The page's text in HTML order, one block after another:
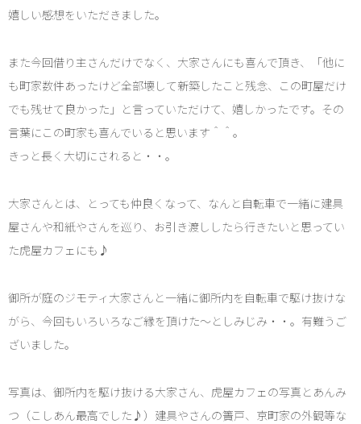
嬉しい感想をいただきました。
また今回借り主さんだけでなく、大家さんにも喜んで頂き、「他に
も町家数件あったけど全部壊して新築したこと残念、この町屋だけ
でも残せて良かった」と言っていただけて、嬉しかったです。その
言葉にこの町家も喜んでいると思います＾＾。
きっと長く大切にされると・・。
大家さんとは、とっても仲良くなって、なんと自転車で一緒に建具
屋さんや和紙やさんを巡り、お引き渡ししたら行きたいと思ってい
た虎屋カフェにも♪
御所が庭のジモティ大家さんと一緒に御所内を自転車で駆け抜けな
がら、今回もいろいろなご縁を頂けた～としみじみ・・。有難うご
ざいました。
写真は、御所内を駆け抜ける大家さん、虎屋カフェの写真とあんみ
つ（こしあん最高でした♪）建具やさんの簀戸、京町家の外観等な